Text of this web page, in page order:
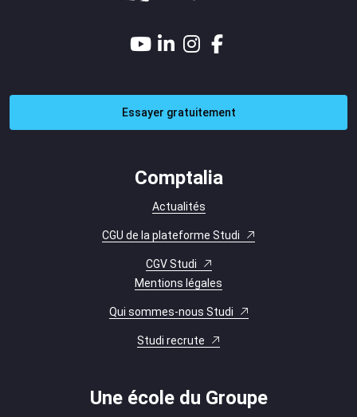
Essayer gratuitement
Comptalia
Actualités
CGU de la plateforme Studi
CGV Studi
Mentions légales
Qui sommes-nous Studi
Studi recrute
Une école du Groupe